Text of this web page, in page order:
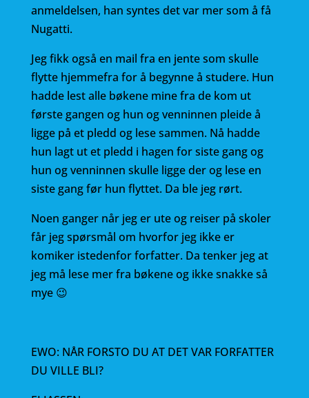
anmeldelsen, han syntes det var mer som å få
Nugatti.
Jeg fikk også en mail fra en jente som skulle
flytte hjemmefra for å begynne å studere. Hun
hadde lest alle bøkene mine fra de kom ut
første gangen og hun og venninnen pleide å
ligge på et pledd og lese sammen. Nå hadde
hun lagt ut et pledd i hagen for siste gang og
hun og venninnen skulle ligge der og lese en
siste gang før hun flyttet. Da ble jeg rørt.
Noen ganger når jeg er ute og reiser på skoler
får jeg spørsmål om hvorfor jeg ikke er
komiker istedenfor forfatter. Da tenker jeg at
jeg må lese mer fra bøkene og ikke snakke så
mye 😉
EWO: NÅR FORSTO DU AT DET VAR FORFATTER
DU VILLE BLI?